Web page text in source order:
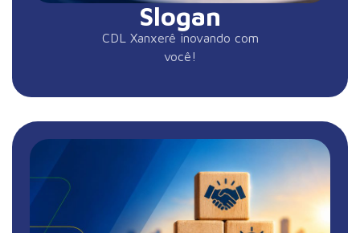
Slogan
CDL Xanxerê inovando com
você!